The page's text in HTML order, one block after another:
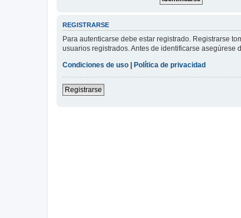
REGISTRARSE
Para autenticarse debe estar registrado. Registrarse
usuarios registrados. Antes de identificarse asegúrese
Condiciones de uso | Política de privacidad
Registrarse